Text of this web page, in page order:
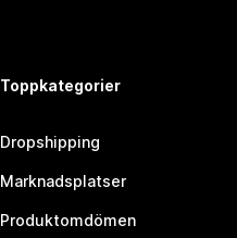
Toppkategorier
Dropshipping
Marknadsplatser
Produktomdömen